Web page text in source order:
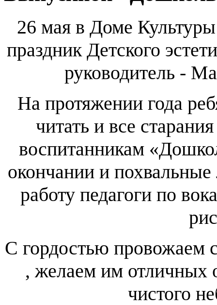
26 мая в Доме
праздник Детского
руководитель -
На протяжении года
читать и все
воспитанникам
окончании и
работу педагоги по
С гордостью провожаем
, желаем им отличных
чистого